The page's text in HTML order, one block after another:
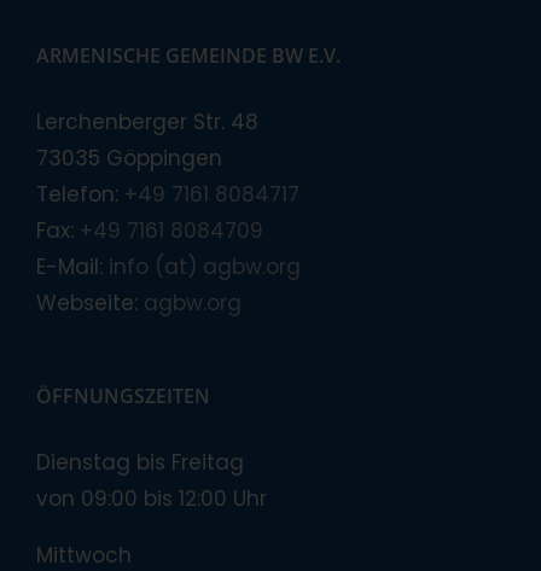
ARMENISCHE GEMEINDE BW E.V.
Lerchenberger Str. 48
73035 Göppingen
Telefon: +49 7161 8084717
Fax: +49 7161 8084709
E-Mail: info (at) agbw.org
Webseite: agbw.org
ÖFFNUNGSZEITEN
Dienstag bis Freitag
von 09:00 bis 12:00 Uhr
Mittwoch